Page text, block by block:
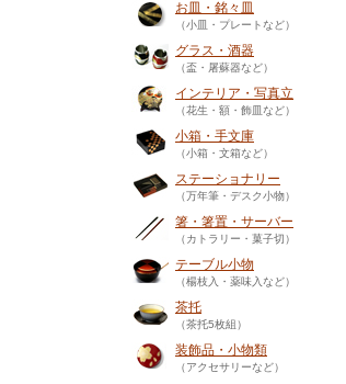
お皿・銘々皿
（小皿・プレートなど）
グラス・酒器
（盃・屠蘇器など）
インテリア・写真立
（花生・額・飾皿など）
小箱・手文庫
（小箱・文箱など）
ステーショナリー
（万年筆・デスク小物）
箸・箸置・サーバー
（カトラリー・菓子切）
テーブル小物
（楊枝入・薬味入など）
茶托
（茶托5枚組）
装飾品・小物類
（アクセサリーなど）